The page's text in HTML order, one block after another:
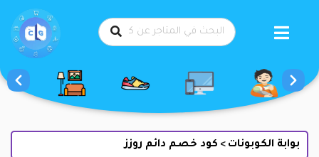
بوابة الكوبونات > كود خصم دائم روزز